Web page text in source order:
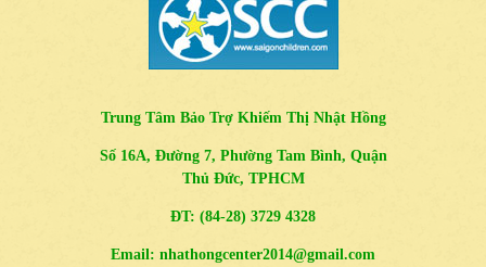
Trung Tâm Bảo Trợ Khiếm Thị Nhật Hồng
Số 16A, Đường 7, Phường Tam Bình, Quận
Thủ Đức, TPHCM
ĐT: (84-28) 3729 4328
Email: nhathongcenter2014@gmail.com